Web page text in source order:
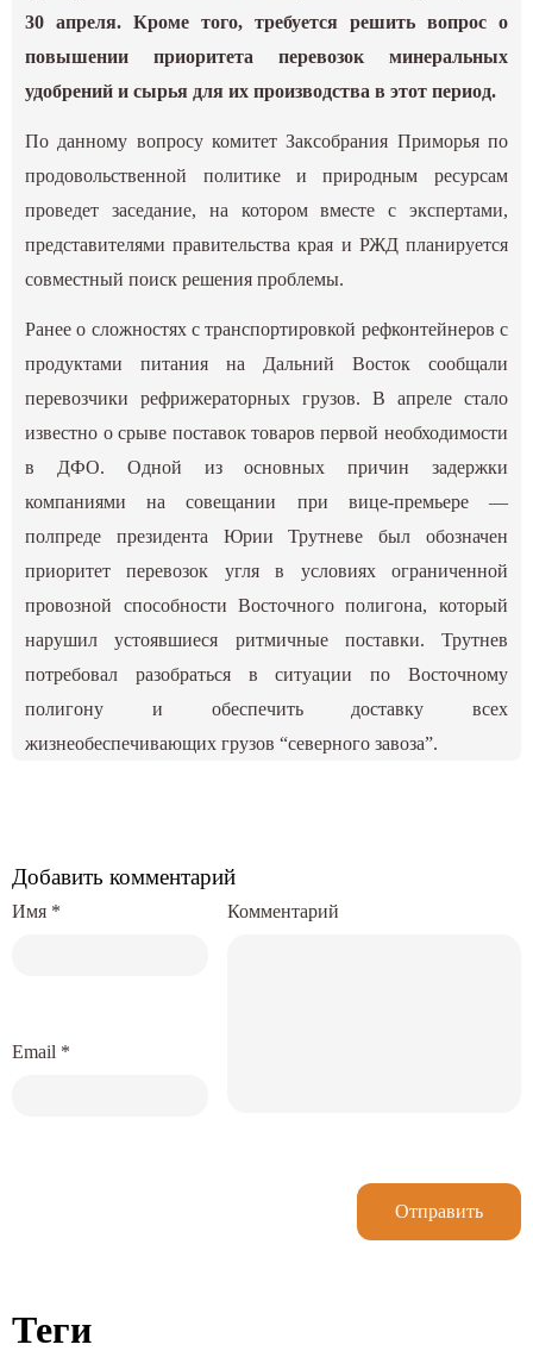
30 апреля. Кроме того, требуется решить вопрос о
повышении приоритета перевозок минеральных
удобрений и сырья для их производства в этот период.
По данному вопросу комитет Заксобрания Приморья по
продовольственной политике и природным ресурсам
проведет заседание, на котором вместе с экспертами,
представителями правительства края и РЖД планируется
совместный поиск решения проблемы.
Ранее о сложностях с транспортировкой рефконтейнеров с
продуктами питания на Дальний Восток сообщали
перевозчики рефрижераторных грузов. В апреле стало
известно о срыве поставок товаров первой необходимости
в ДФО. Одной из основных причин задержки
компаниями на совещании при вице-премьере —
полпреде президента Юрии Трутневе был обозначен
приоритет перевозок угля в условиях ограниченной
провозной способности Восточного полигона, который
нарушил устоявшиеся ритмичные поставки. Трутнев
потребовал разобраться в ситуации по Восточному
полигону и обеспечить доставку всех
жизнеобеспечивающих грузов “северного завоза”.
Добавить комментарий
Комментарий
Имя *
Email *
Отправить
Теги